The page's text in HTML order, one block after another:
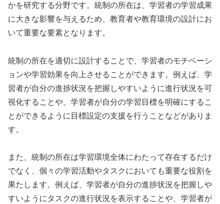
かを研究する分野です。統制の所在は、学習者の学習成果
に大きな影響を与えるため、教育者や教育環境の設計にお
いて重要な要素となります。
統制の所在を適切に設計することで、学習者のモチベーシ
ョンや学習効果を向上させることができます。例えば、学
習者が自分の進捗状況を把握しやすいように進行状況を可
視化することや、学習者が自分の学習目標を明確にするこ
とができるように目標設定の支援を行うことなどがありま
す。
また、統制の所在は学習環境全体にわたって存在するだけ
でなく、個々の学習活動やタスクにおいても重要な役割を
果たします。例えば、学習者が自分の進捗状況を把握しや
すいようにタスクの進行状況を表示することや、学習者が